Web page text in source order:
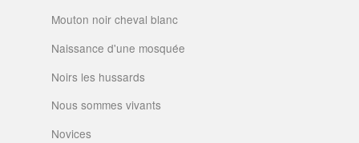
Mouton noir cheval blanc
Naissance d'une mosquée
Noirs les hussards
Nous sommes vivants
Novices